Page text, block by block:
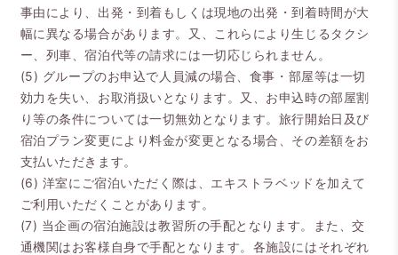
事由により、出発・到着もしくは現地の出発・到着時間が大
幅に異なる場合があります。又、これらにより生じるタクシ
ー、列車、宿泊代等の請求には一切応じられません。
(5) グループのお申込で人員減の場合、食事・部屋等は一切
効力を失い、お取消扱いとなります。又、お申込時の部屋割
り等の条件については一切無効となります。旅行開始日及び
宿泊プラン変更により料金が変更となる場合、その差額をお
支払いただきます。
(6) 洋室にご宿泊いただく際は、エキストラベッドを加えて
ご利用いただくことがあります。
(7) 当企画の宿泊施設は教習所の手配となります。また、交
通機関はお客様自身で手配となります。各施設にはそれぞれ